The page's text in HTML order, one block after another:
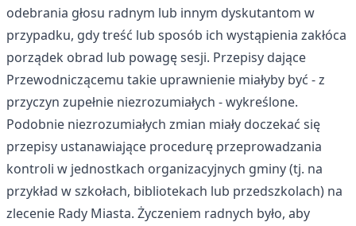
odebrania głosu radnym lub innym dyskutantom w
przypadku, gdy treść lub sposób ich wystąpienia zakłóca
porządek obrad lub powagę sesji. Przepisy dające
Przewodniczącemu takie uprawnienie miałyby być - z
przyczyn zupełnie niezrozumiałych - wykreślone.
Podobnie niezrozumiałych zmian miały doczekać się
przepisy ustanawiające procedurę przeprowadzania
kontroli w jednostkach organizacyjnych gminy (tj. na
przykład w szkołach, bibliotekach lub przedszkolach) na
zlecenie Rady Miasta. Życzeniem radnych było, aby